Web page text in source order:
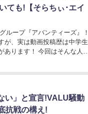
ても!【そらちぃ･エイ
ループ『アバンティーズ』！
が、実は動画投稿歴は中学生
はそんな人気
い」と宣言!VALU騒動
抗戦の構え!